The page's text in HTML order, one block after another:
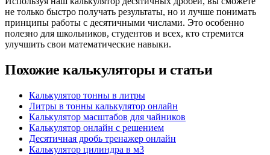
не только быстро получать результаты, но и лучше понимать
принципы работы с десятичными числами. Это особенно
полезно для школьников, студентов и всех, кто стремится
улучшить свои математические навыки.
Похожие калькуляторы и статьи
Калькулятор тонны в литры
Литры в тонны калькулятор онлайн
Калькулятор масштабов для чайников
Калькулятор онлайн с решением
Десятичная дробь тренажер онлайн
Калькулятор цилиндра в м3